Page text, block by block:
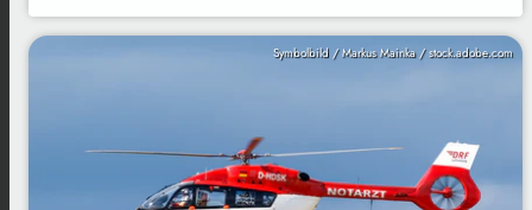
Symbolbild / Markus Mainka / stock.adobe.com